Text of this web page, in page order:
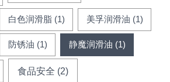
白色润滑脂 (1) 美孚润滑油 (1)
防锈油 (1) 静魔润滑油 (1)
食品安全 (2)